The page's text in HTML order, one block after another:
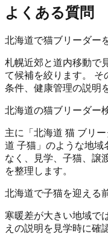
よくある質問
北海道で猫ブリーダー
札幌近郊と道内移動で
て候補を絞ります。 そ
条件、健康管理の説明
北海道の猫ブリーダー
主に「北海道 猫 ブリ
道 子猫」のような地域
なく、見学、子猫、譲
を整理します。
北海道で子猫を迎える
寒暖差が大きい地域で
えの説明を見学時に確